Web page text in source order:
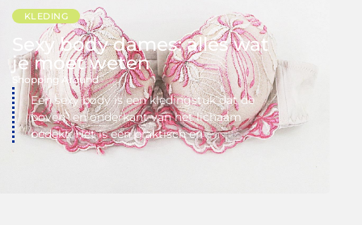
KLEDING
Sexy body dames: alles wat
je moet weten
Shopping Around
Een sexy body is een kledingstuk dat de
boven- en onderkant van het lichaam
bedekt. Het is een praktisch en